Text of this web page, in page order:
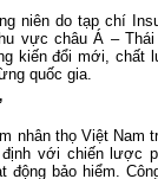
niên do tạp chí
vực châu Á –
kiến đổi mới, chất
quốc gia.
nhân thọ Việt Nam
với chiến lược
động bảo hiểm.